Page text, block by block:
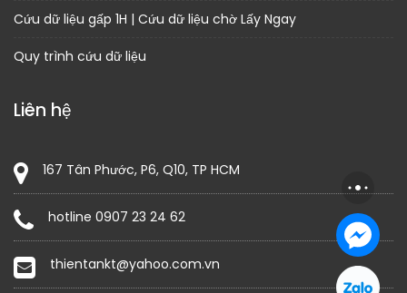
Cứu dữ liệu gấp 1H | Cứu dữ liệu chờ Lấy Ngay
Quy trình cứu dữ liệu
Liên hệ
167 Tân Phước, P6, Q10, TP HCM
hotline 0907 23 24 62
thientankt@yahoo.com.vn